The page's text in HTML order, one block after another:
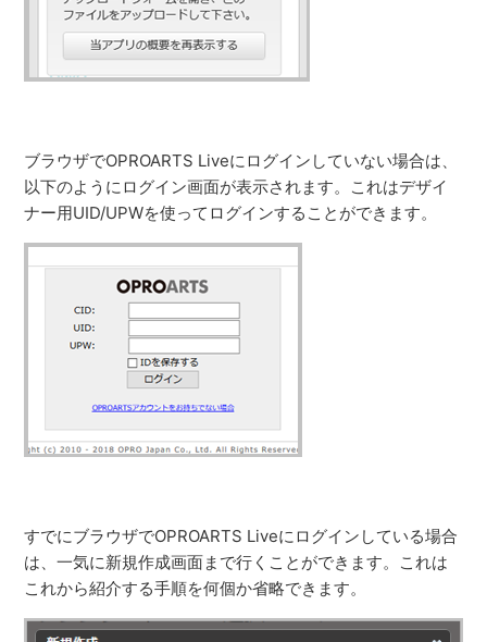
ブラウザでOPROARTS Liveにログインしていない場合は、
以下のようにログイン画面が表示されます。これはデザイ
ナー用UID/UPWを使ってログインすることができます。
すでにブラウザでOPROARTS Liveにログインしている場合
は、一気に新規作成画面まで行くことができます。これは
これから紹介する手順を何個か省略できます。